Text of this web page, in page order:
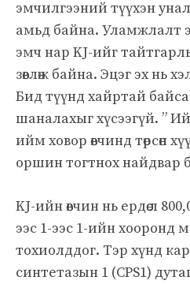
эмчилгээний түүхэн
амьд байна. Уламжлалт
эмч нар KJ-ийг
зөвлөж байна. Эцэг эх нь
Бид түүнд хайртай
шаналахыг хүсээгүй. ”
ийм ховор өвчинд төрсөн
оршин тогтнох найдвар
KJ-ийн өвчин нь ердөө л
ээс 1-ээс 1-ийн хооронд
тохиолддог. Тэр хүнд
синтетазын 1 (CPS1)